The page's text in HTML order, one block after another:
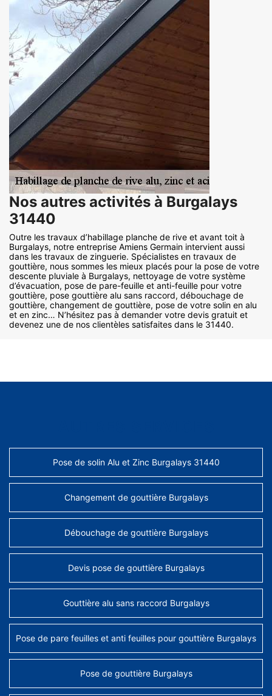
Nos autres activités à Burgalays
31440
Outre les travaux d’habillage planche de rive et avant toit à
Burgalays, notre entreprise Amiens Germain intervient aussi
dans les travaux de zinguerie. Spécialistes en travaux de
gouttière, nous sommes les mieux placés pour la pose de votre
descente pluviale à Burgalays, nettoyage de votre système
d’évacuation, pose de pare-feuille et anti-feuille pour votre
gouttière, pose gouttière alu sans raccord, débouchage de
gouttière, changement de gouttière, pose de votre solin en alu
et en zinc… N’hésitez pas à demander votre devis gratuit et
devenez une de nos clientèles satisfaites dans le 31440.
Pose de solin Alu et Zinc Burgalays 31440
Changement de gouttière Burgalays
Débouchage de gouttière Burgalays
Devis pose de gouttière Burgalays
Gouttière alu sans raccord Burgalays
Pose de pare feuilles et anti feuilles pour gouttière Burgalays
Pose de gouttière Burgalays